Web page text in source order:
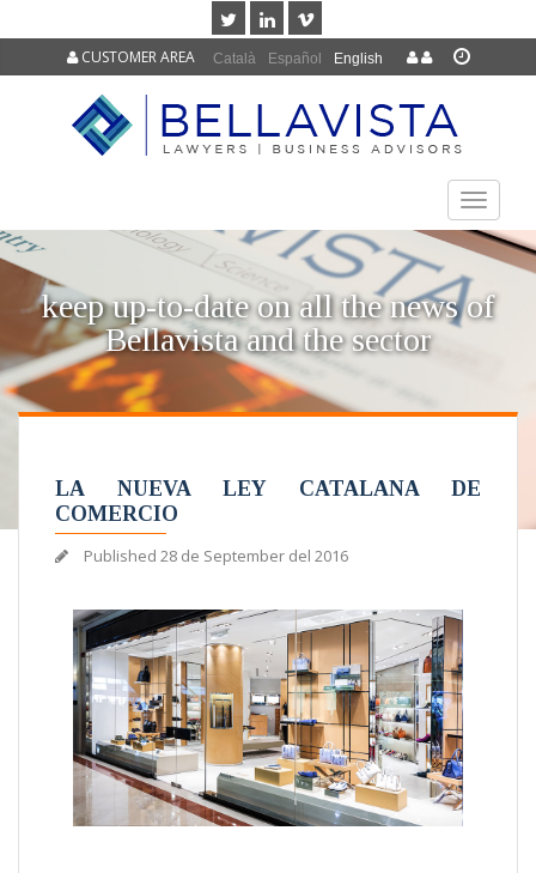
Català Español English
CUSTOMER AREA
TOGGLE
keep up-to-date on all the news of
Bellavista and the sector
LA NUEVA LEY CATALANA DE
COMERCIO
Published 28 de September del 2016